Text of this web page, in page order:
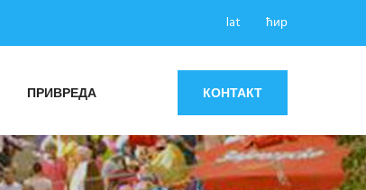
lat ћир
ПРИВРЕДА КОНТАКТ